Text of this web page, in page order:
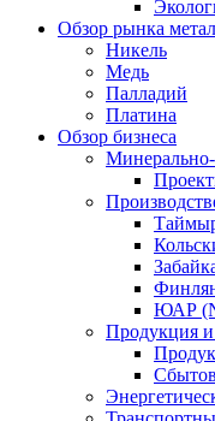
Обзор рынка
Никель
Медь
Палладий
Платина
Обзор бизнеса
Минерально-
ЮАР
Продукция